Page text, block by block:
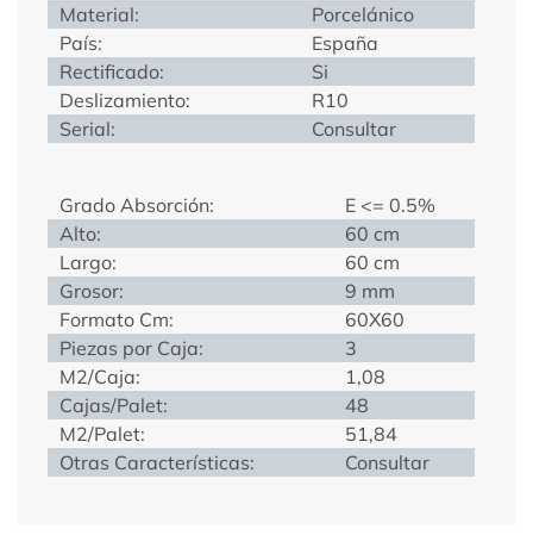
Material:
Porcelánico
País:
España
Rectificado:
Si
Deslizamiento:
R10
Serial:
Consultar
Grado Absorción:
E <= 0.5%
Alto:
60 cm
Largo:
60 cm
Grosor:
9 mm
Formato Cm:
60X60
Piezas por Caja:
3
M2/Caja:
1,08
Cajas/Palet:
48
M2/Palet:
51,84
Otras Características:
Consultar